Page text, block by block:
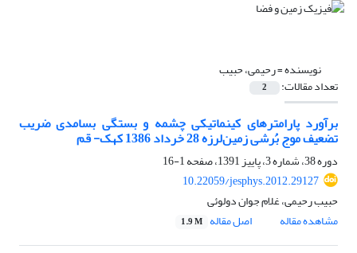
نویسنده =رحیمی، حبیب
تعداد مقالات: 2
برآورد پارامترهای کینماتیکی چشمه و بستگی بسامدی ضریب
تضعیف موج بُرشی زمین‌لرزه‌‌ 28 خرداد 1386 کهک- قم
دوره 38، شماره 3، پاییز 1391، صفحه
1-16
10.22059/jesphys.2012.29127
حبیب رحیمی، غلام جوان دولوئی
مشاهده مقاله
اصل مقاله 1.9 M